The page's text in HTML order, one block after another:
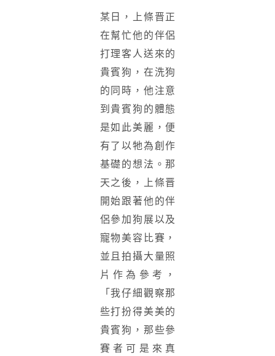
某日，上條晋正
在幫忙他的伴侶
打理客人送來的
貴賓狗，在洗狗
的同時，他注意
到貴賓狗的體態
是如此美麗，便
有了以牠為創作
基礎的想法。那
天之後，上條晋
開始跟著他的伴
侶參加狗展以及
寵物美容比賽，
並且拍攝大量照
片作為參考，
「我仔細觀察那
些打扮得美美的
貴賓狗，那些參
賽者可是來真